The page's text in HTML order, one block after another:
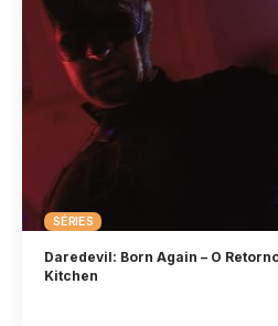
SÉRIES
Daredevil: Born Again – O
Kitchen